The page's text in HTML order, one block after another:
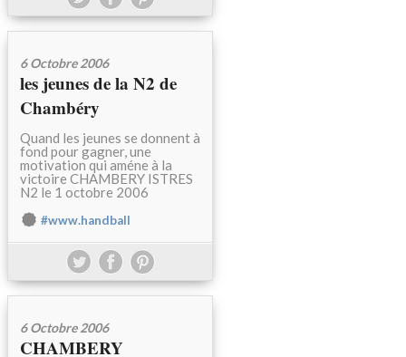
6 Octobre 2006
les jeunes de la N2 de
Chambéry
Quand les jeunes se donnent à
fond pour gagner, une
motivation qui améne à la
victoire CHAMBERY ISTRES
N2 le 1 octobre 2006
#www.handball
6 Octobre 2006
CHAMBERY